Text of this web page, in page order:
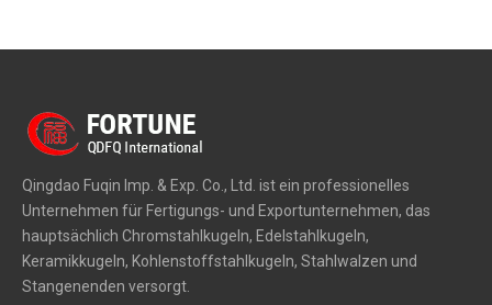
Qingdao Fuqin Imp. & Exp. Co., Ltd. ist ein professionelles
Unternehmen für Fertigungs- und Exportunternehmen, das
hauptsächlich Chromstahlkugeln, Edelstahlkugeln,
Keramikkugeln, Kohlenstoffstahlkugeln, Stahlwalzen und
Stangenenden versorgt.